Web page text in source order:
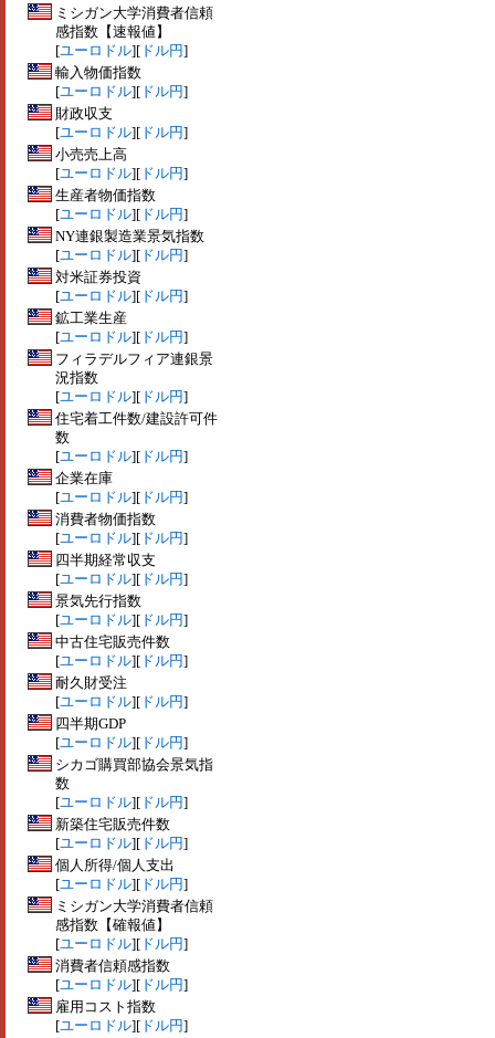
ミシガン大学消費者信頼
感指数【速報値】
[ユーロドル][ ドル円]
輸入物価指数
[ユーロドル][ ドル円]
財政収支
[ユーロドル][ ドル円]
小売売上高
[ユーロドル][ ドル円]
生産者物価指数
[ユーロドル][ ドル円]
NY連銀製造業景気指数
[ユーロドル][ ドル円]
対米証券投資
[ユーロドル][ ドル円]
鉱工業生産
[ユーロドル][ ドル円]
フィラデルフィア連銀景
況指数
[ユーロドル][ ドル円]
住宅着工件数/建設許可件
数
[ユーロドル][ ドル円]
企業在庫
[ユーロドル][ ドル円]
消費者物価指数
[ユーロドル][ ドル円]
四半期経常収支
[ユーロドル][ ドル円]
景気先行指数
[ユーロドル][ ドル円]
中古住宅販売件数
[ユーロドル][ ドル円]
耐久財受注
[ユーロドル][ ドル円]
四半期GDP
[ユーロドル][ ドル円]
シカゴ購買部協会景気指
数
[ユーロドル][ ドル円]
新築住宅販売件数
[ユーロドル][ ドル円]
個人所得/個人支出
[ユーロドル][ ドル円]
ミシガン大学消費者信頼
感指数【確報値】
[ユーロドル][ ドル円]
消費者信頼感指数
[ユーロドル][ ドル円]
雇用コスト指数
[ユーロドル][ ドル円]